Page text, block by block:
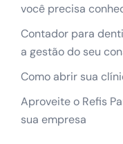
você precisa
Contador para
a gestão do seu
Como abrir sua
Aproveite o Refis
sua empresa